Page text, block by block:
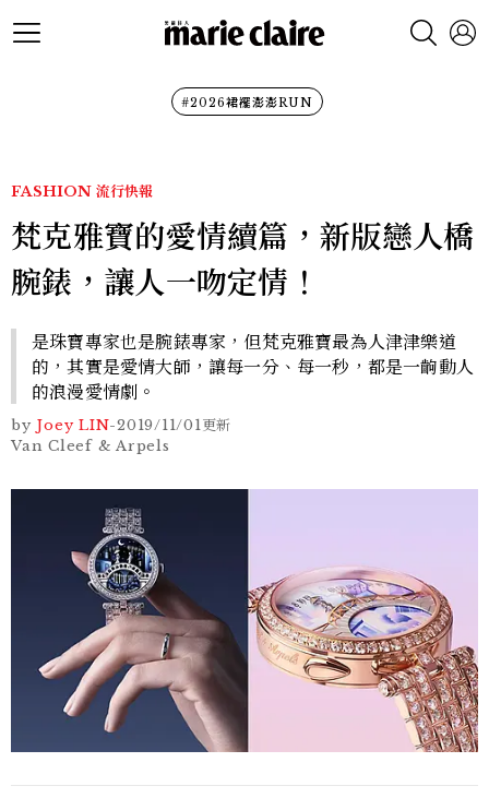
#2026裙襬澎澎RUN
FASHION 流行快報
梵克雅寶的愛情續篇，新版戀人橋
腕錶，讓人一吻定情！
是珠寶專家也是腕錶專家，但梵克雅寶最為人津津樂道
的，其實是愛情大師，讓每一分、每一秒，都是一齣動人
的浪漫愛情劇。
by Joey LIN-2019/11/01更新
Van Cleef & Arpels